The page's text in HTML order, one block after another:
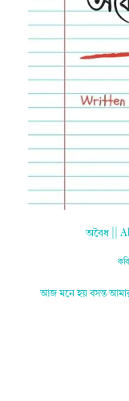
অবৈধ ||
আজ মনে হয় বসন্ত আমার